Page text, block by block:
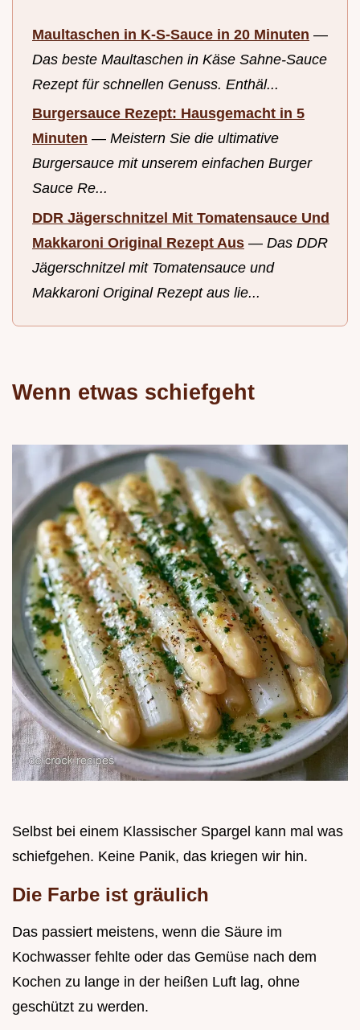
Maultaschen in K-S-Sauce in 20 Minuten —
Das beste Maultaschen in Käse Sahne-Sauce
Rezept für schnellen Genuss. Enthäl...
Burgersauce Rezept: Hausgemacht in 5
Minuten — Meistern Sie die ultimative
Burgersauce mit unserem einfachen Burger
Sauce Re...
DDR Jägerschnitzel Mit Tomatensauce Und
Makkaroni Original Rezept Aus — Das DDR
Jägerschnitzel mit Tomatensauce und
Makkaroni Original Rezept aus lie...
Wenn etwas schiefgeht
Selbst bei einem Klassischer Spargel kann mal was
schiefgehen. Keine Panik, das kriegen wir hin.
Die Farbe ist gräulich
Das passiert meistens, wenn die Säure im
Kochwasser fehlte oder das Gemüse nach dem
Kochen zu lange in der heißen Luft lag, ohne
geschützt zu werden.